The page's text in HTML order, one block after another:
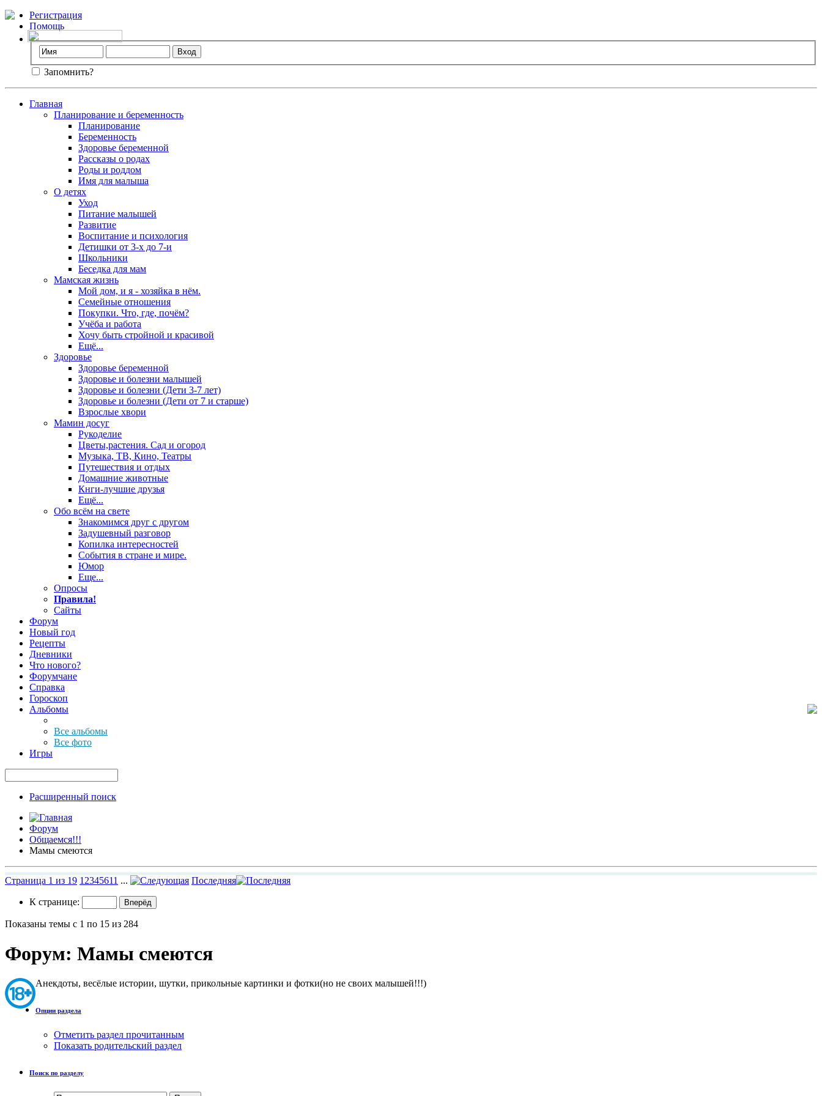
Регистрация
Помощь
Запомнить?
Главная
Планирование и беременность
Планирование
Беременность
Здоровье беременной
Рассказы о родах
Роды и роддом
Имя для малыша
О детях
Уход
Питание малышей
Развитие
Воспитание и психология
Детишки от 3-х до 7-и
Школьники
Беседка для мам
Мамская жизнь
Мой дом, и я - хозяйка в нём.
Семейные отношения
Покупки. Что, где, почём?
Учёба и работа
Хочу быть стройной и красивой
Ещё...
Здоровье
Здоровье беременной
Здоровье и болезни малышей
Здоровье и болезни (Дети 3-7 лет)
Здоровье и болезни (Дети от 7 и старше)
Взрослые хвори
Мамин досуг
Рукоделие
Цветы,растения. Сад и огород
Музыка, ТВ, Кино, Театры
Путешествия и отдых
Домашние животные
Кнги-лучшие друзья
Ещё...
Обо всём на свете
Знакомимся друг с другом
Задушевный разговор
Копилка интересностей
События в стране и мире.
Юмор
Еще...
Опросы
Правила!
Сайты
Форум
Новый год
Рецепты
Дневники
Что нового?
Форумчане
Справка
Гороскоп
Альбомы
Все альбомы
Все фото
Игры
Расширенный поиск
Форум
Общаемся!!!
Мамы смеются
Страница 1 из 19 1 2345611 ... Последняя
К странице:
Показаны темы с 1 по 15 из 284
Форум: Мамы смеются
Анекдоты, весёлые истории, шутки, прикольные картинки и фотки(но не своих малышей!!!)
Опции раздела
Отметить раздел прочитанным
Показать родительский раздел
Поиск по разделу